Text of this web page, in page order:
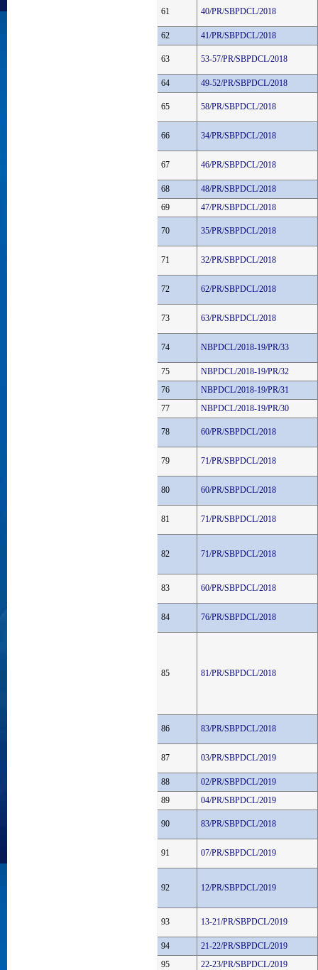
61 40/PR/SBPDCL/2018
62 41/PR/SBPDCL/2018
63 53-57/PR/SBPDCL/2018
64 49-52/PR/SBPDCL/2018
65 58/PR/SBPDCL/2018
66 34/PR/SBPDCL/2018
67 46/PR/SBPDCL/2018
68
48/PR/SBPDCL/2018
69
47/PR/SBPDCL/2018
70 35/PR/SBPDCL/2018
71 32/PR/SBPDCL/2018
72 62/PR/SBPDCL/2018
73 63/PR/SBPDCL/2018
74 NBPDCL/2018-19/PR/33
75
NBPDCL/2018-19/PR/32
76
NBPDCL/2018-19/PR/31
77
NBPDCL/2018-19/PR/30
78 60/PR/SBPDCL/2018
79 71/PR/SBPDCL/2018
80 60/PR/SBPDCL/2018
81 71/PR/SBPDCL/2018
82 71/PR/SBPDCL/2018
83 60/PR/SBPDCL/2018
84 76/PR/SBPDCL/2018
85 81/PR/SBPDCL/2018
86 83/PR/SBPDCL/2018
87 03/PR/SBPDCL/2019
88
02/PR/SBPDCL/2019
89
04/PR/SBPDCL/2019
90 83/PR/SBPDCL/2018
91 07/PR/SBPDCL/2019
92 12/PR/SBPDCL/2019
93 13-21/PR/SBPDCL/2019
94
21-22/PR/SBPDCL/2019
95
22-23/PR/SBPDCL/2019